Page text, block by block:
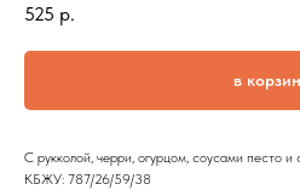
525 р.
в
С рукколой, черри, огурцом, соусами песто
КБЖУ: 787/26/59/38